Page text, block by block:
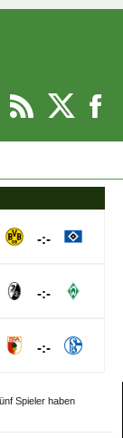
-:-
-:-
-:-
Spieler haben